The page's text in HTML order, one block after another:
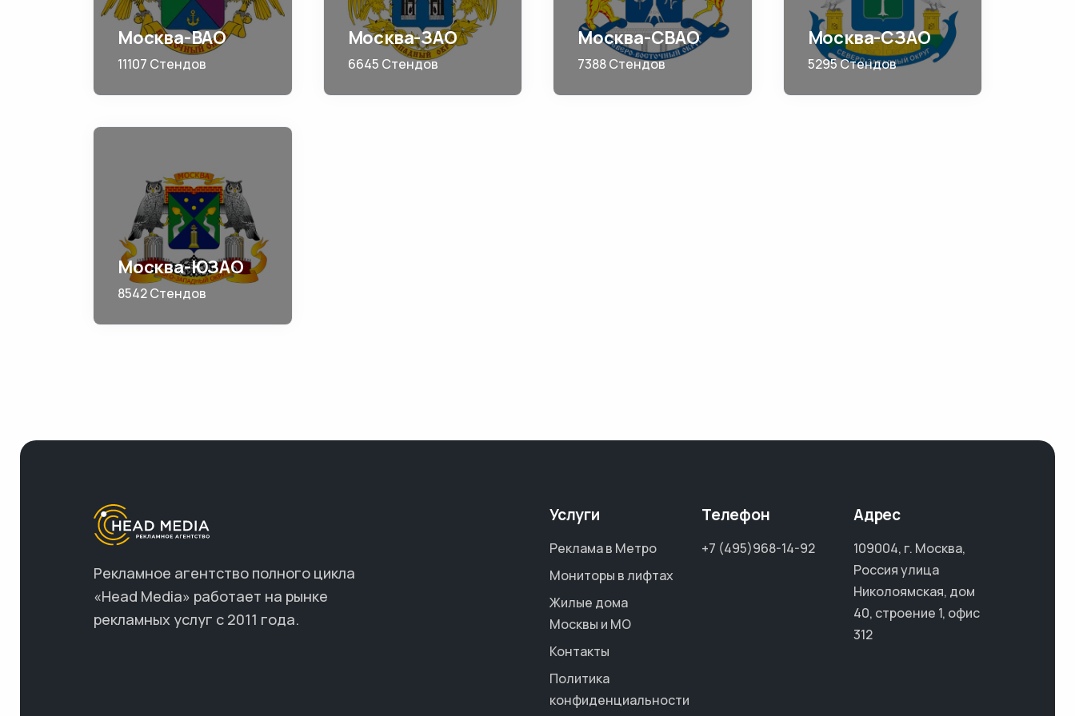
Москва-ВАО
11107 Стендов
Москва-ЗАО
6645 Стендов
Москва-СВАО
7388 Стендов
Москва-СЗАО
5295 Стендов
Москва-ЮЗАО
8542 Стендов
Рекламное агентство полного цикла
«Head Media» работает на рынке
рекламных услуг с 2011 года.
Услуги
Реклама в Метро
Мониторы в лифтах
Жилые дома
Москвы и МО
Контакты
Политика
конфиденциальности
Телефон
+7 (495)968-14-92
Адрес
109004, г. Москва,
Россия улица
Николоямская, дом
40, строение 1, офис
312